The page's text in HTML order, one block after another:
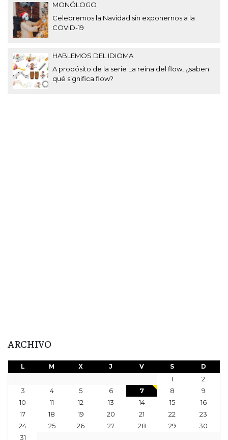
MONÓLOGO
Celebremos la Navidad sin exponernos a la
COVID-19
HABLEMOS DEL IDIOMA
A propósito de la serie La reina del flow, ¿saben
qué significa flow?
ARCHIVO
L M X J V S D
1
2
3
4 5 6 7 8
9
10
11 12 13 14 15
16
17
18 19 20 21 22
23
24
25 26 27 28 29
30
31